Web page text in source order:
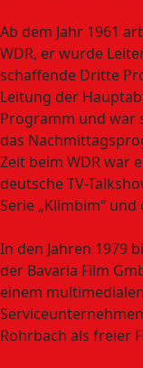
Ab dem Jahr 1961
WDR, er wurde
schaffende Dritte
Leitung der
Programm und war
das
Zeit beim WDR war
deutsche TV-
Serie „Klimbim“
In den Jahren 1979
der Bavaria Film
einem
Rohrbach als freier